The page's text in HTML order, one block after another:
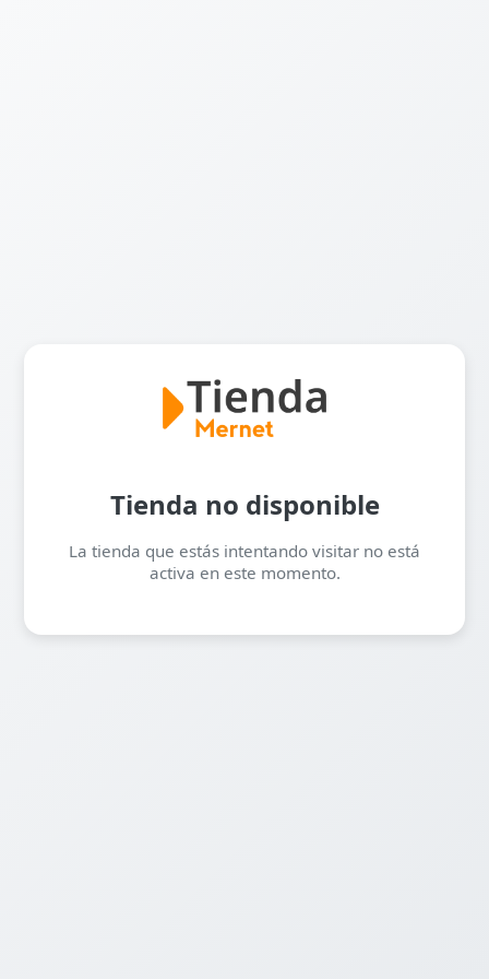
Tienda no disponible
La tienda que estás intentando visitar no está
activa en este momento.